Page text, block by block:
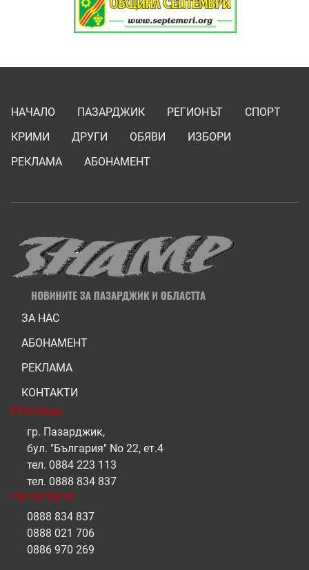
НАЧАЛО ПАЗАРДЖИК РЕГИОНЪТ
СПОРТ
КРИМИ
ДРУГИ ОБЯВИ
ИЗБОРИ
РЕКЛАМА
АБОНАМЕНТ
ЗА НАС
АБОНАМЕНТ
РЕКЛАМА
КОНТАКТИ
РЕКЛАМА
гр. Пазарджик,
бул. "България" No 22, ет.4
тел. 0884 223 113
тел. 0888 834 837
РЕПОРТЕРИ
0888 834 837
0888 021 706
0886 970 269